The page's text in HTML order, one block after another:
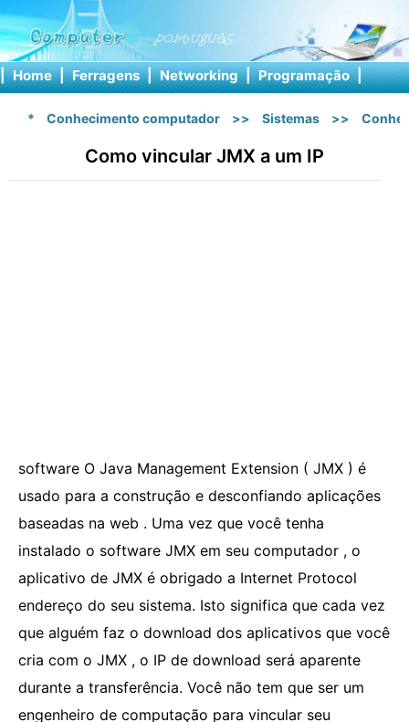
| Home | Ferragens | Networking | Programação |
* Conhecimento computador >> Sistemas >>
Como vincular JMX a um IP
software O Java Management Extension ( JMX ) é
usado para a construção e desconfiando aplicações
baseadas na web . Uma vez que você tenha
instalado o software JMX em seu computador , o
aplicativo de JMX é obrigado a Internet Protocol
endereço do seu sistema. Isto significa que cada vez
que alguém faz o download dos aplicativos que você
cria com o JMX , o IP de download será aparente
durante a transferência. Você não tem que ser um
engenheiro de computação para vincular seu